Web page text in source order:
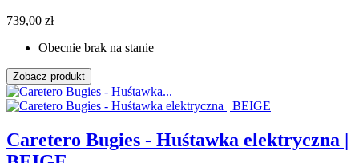
739,00 zł
Obecnie brak na stanie
Zobacz produkt
Caretero Bugies - Huśtawka elektryczna |